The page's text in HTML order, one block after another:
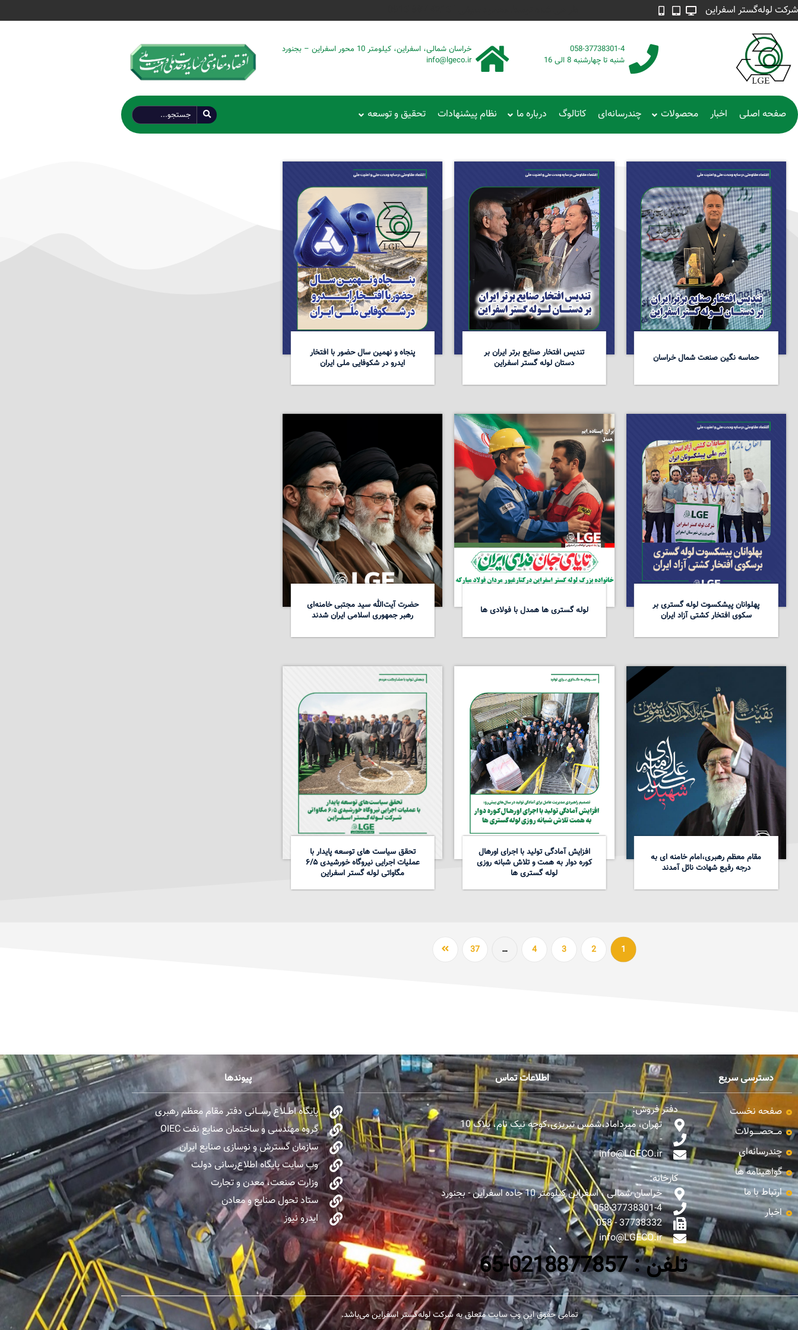
شرکت لوله‌گستر اسفراین
058-37738301-4
شنبه تا چهارشنبه 8 الی 16
خراسان شمالی، اسفراین، کیلومتر 10 محور اسفراین – بجنورد
info@lgeco.ir
صفحه اصلی اخبار محصولات چندرسانه‌ای کاتالوگ درباره ما نظام پیشنهادات تحقیق و توسعه
حماسه نگین صنعت شمال خراسان
تندیس افتخار صنایع برتر ایران بر
دستان لوله گستر اسفراین
پنجاه و نهمین سال حضور با افتخار
ایدرو در شکوفایی ملی ایران
پهلوانان پیشکسوت لوله گستری بر
سکوی افتخار کشتی آزاد ایران
لوله گستری ها همدل با فولادی ها
حضرت آیت‌الله سید مجتبی خامنه‌ای
رهبر جمهوری اسلامی ایران شدند
مقام معظم رهبری،امام خامنه ای به
درجه رفیع شهادت نائل آمدند
افزایش آمادگی تولید با اجرای اورهال
کوره دوار به همت و تلاش شبانه روزی
لوله گستری ها
تحقق سیاست های توسعه پایدار با
عملیات اجرایی نیروگاه خورشیدی ۶/۵
مگاواتی لوله گستر اسفراین
1
2
3
4
…
37
دسترسی سریع
صفحه نخست
مـــحصـــــولات
چندرسانه‌ای
گواهینامه ها
ارتباط با ما
اخبار
اطلاعات تماس
دفتر فروش:
تهران، میرداماد،شمس تبریزی،کوچه نیک نام، پلاک 10
-
info@LGECO.ir
کارخانه:
خراسان شمالی ، اسفراین کیلومتر 10 جاده اسفراین - بجنورد
058-37738301-4
37738332 - 058
info@LGECO.ir
تلفن : 0218877857-65
پیوندها
پایگاه اطــلاع رســـانی دفتر مقام معظم رهبری
گروه مهندسی و ساختمان صنایع نفت OIEC
سازمان گسترش و نوسازی صنایع ایران
وب سایت پایگاه اطلاع‌رسانی دولت
وزارت صنعت، معدن و تجارت
ستاد تحول صنایع و معادن
ایدرو نیوز
تمامی حقوق این وب سایت متعلق به شرکت لوله‌گستر اسفراین می‌باشد.